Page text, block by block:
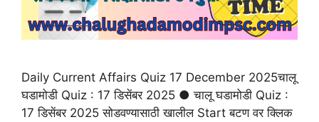
Daily Current Affairs Quiz 17 December 2025चालू
घडामोडी Quiz : 17 डिसेंबर 2025 ● चालू घडामोडी Quiz :
17 डिसेंबर 2025 सोडवण्यासाठी खालील Start बटण वर क्लिक